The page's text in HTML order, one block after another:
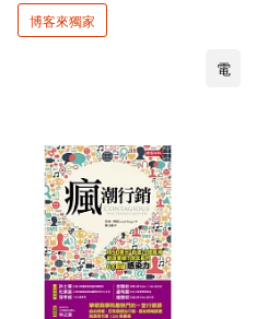
博客來獨家
電